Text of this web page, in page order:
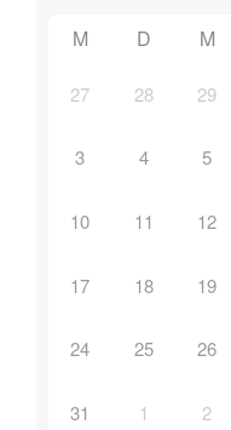
M D M
27 28 29
3 4 5
10 11 12
17 18 19
24 25 26
31 1 2